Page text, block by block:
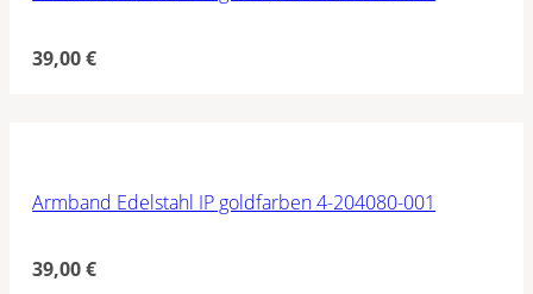
39,00€
Armband Edelstahl IP goldfarben 4-204080-001
39,00€